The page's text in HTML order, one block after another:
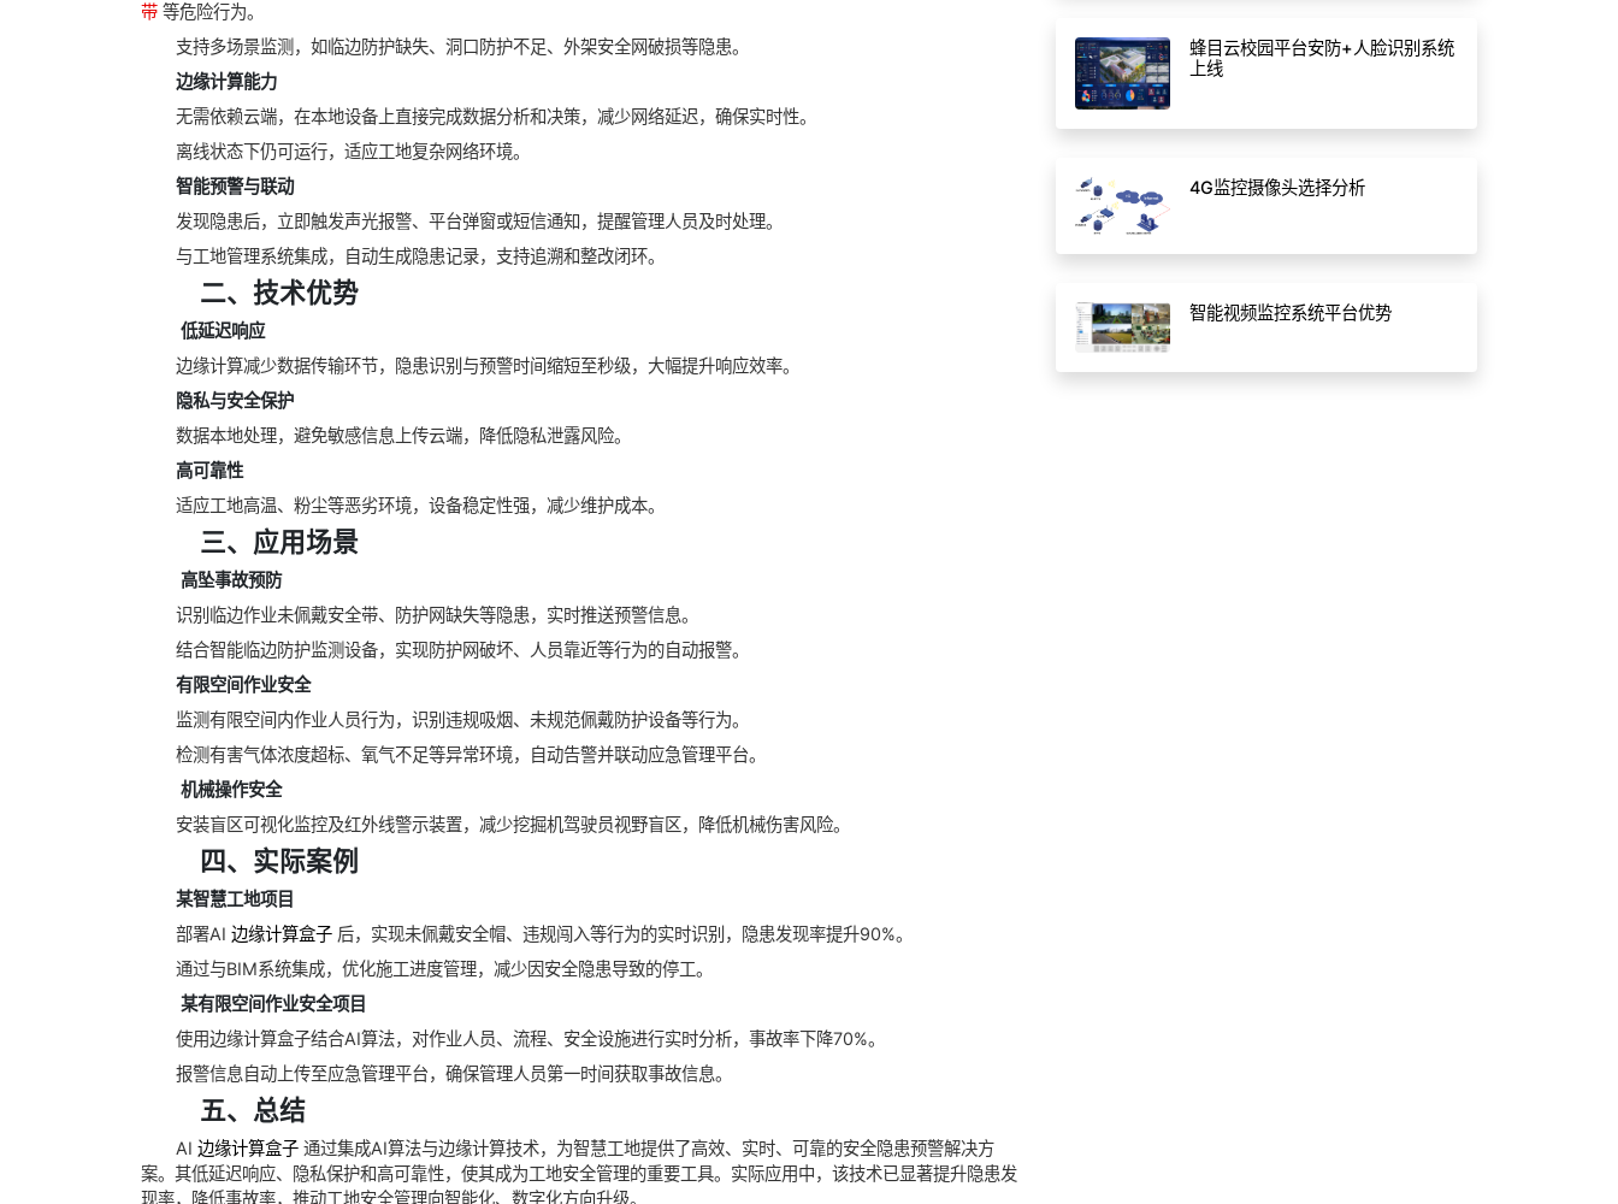
带 等危险行为。
支持多场景监测，如临边防护缺失、洞口防护不足、外架安全网破损等隐患。
边缘计算能力
无需依赖云端，在本地设备上直接完成数据分析和决策，减少网络延迟，确保实时性。
离线状态下仍可运行，适应工地复杂网络环境。
智能预警与联动
发现隐患后，立即触发声光报警、平台弹窗或短信通知，提醒管理人员及时处理。
与工地管理系统集成，自动生成隐患记录，支持追溯和整改闭环。
二、技术优势
低延迟响应
边缘计算减少数据传输环节，隐患识别与预警时间缩短至秒级，大幅提升响应效率。
隐私与安全保护
数据本地处理，避免敏感信息上传云端，降低隐私泄露风险。
高可靠性
适应工地高温、粉尘等恶劣环境，设备稳定性强，减少维护成本。
三、应用场景
高坠事故预防
识别临边作业未佩戴安全带、防护网缺失等隐患，实时推送预警信息。
结合智能临边防护监测设备，实现防护网破坏、人员靠近等行为的自动报警。
有限空间作业安全
监测有限空间内作业人员行为，识别违规吸烟、未规范佩戴防护设备等行为。
检测有害气体浓度超标、氧气不足等异常环境，自动告警并联动应急管理平台。
机械操作安全
安装盲区可视化监控及红外线警示装置，减少挖掘机驾驶员视野盲区，降低机械伤害风险。
四、实际案例
某智慧工地项目
部署AI 边缘计算盒子 后，实现未佩戴安全帽、违规闯入等行为的实时识别，隐患发现率提升90%。
通过与BIM系统集成，优化施工进度管理，减少因安全隐患导致的停工。
某有限空间作业安全项目
使用边缘计算盒子结合AI算法，对作业人员、流程、安全设施进行实时分析，事故率下降70%。
报警信息自动上传至应急管理平台，确保管理人员第一时间获取事故信息。
五、总结
AI 边缘计算盒子 通过集成AI算法与边缘计算技术，为智慧工地提供了高效、实时、可靠的安全隐患预警解决方
案。其低延迟响应、隐私保护和高可靠性，使其成为工地安全管理的重要工具。实际应用中，该技术已显著提升隐患发
现率，降低事故率，推动工地安全管理向智能化、数字化方向升级。
蜂目云校园平台安防+人脸识别系统
上线
4G监控摄像头选择分析
智能视频监控系统平台优势